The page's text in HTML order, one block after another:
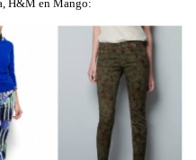
H&M en Mango: